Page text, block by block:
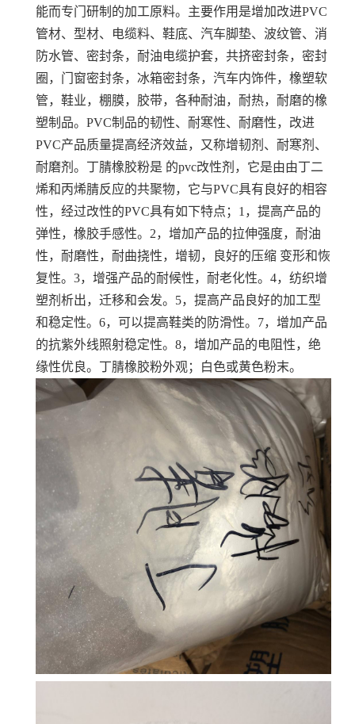
能而专门研制的加工原料。 主要作用是增加改进PVC
管材、型材、电缆料、鞋底、汽车脚垫、波纹管、消
防水管、密封条，耐油电缆护套，共挤密封条，密封
圈，门窗密封条，冰箱密封条，汽车内饰件，橡塑软
管，鞋业，棚膜，胶带，各种耐油，耐热，耐磨的橡
塑制品。PVC制品的韧性、耐寒性、耐磨性，改进
PVC产品质量提高经济效益，又称增韧剂、耐寒剂、
耐磨剂。 丁腈橡胶粉是 的pvc改性剂，它是由由丁二
烯和丙烯腈反应的共聚物，它与PVC具有良好的相容
性，经过改性的PVC具有如下特点； 1，提高产品的
弹性，橡胶手感性。 2，增加产品的拉伸强度，耐油
性，耐磨性，耐曲挠性，增韧，良好的压缩 变形和恢
复性。 3，增强产品的耐候性，耐老化性。 4，纺织增
塑剂析出，迁移和会发。 5，提高产品良好的加工型
和稳定性。 6，可以提高鞋类的防滑性。 7，增加产品
的抗紫外线照射稳定性。 8，增加产品的电阻性，绝
缘性优良。 丁腈橡胶粉外观；白色或黄色粉末。